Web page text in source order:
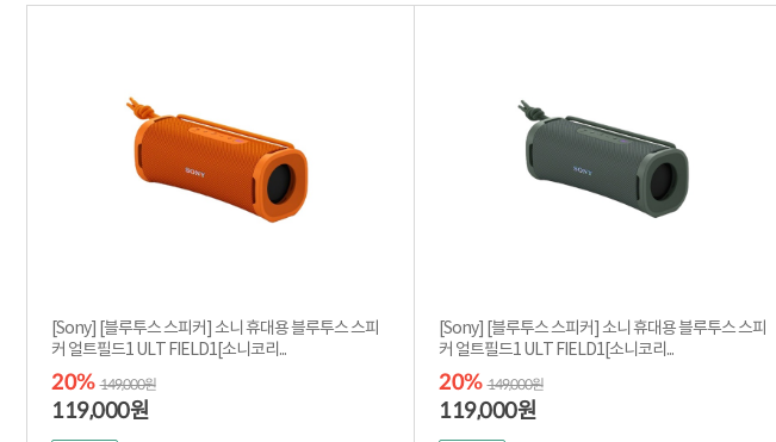
[Sony] [블루투스 스피커] 소니 휴대용 블루투스 스피
커 얼트필드1 ULT FIELD1[소니코리...
20% 149,000원
119,000원
[Sony] [블루투스 스피커] 소니 휴대용 블루투스 스피
커 얼트필드1 ULT FIELD1[소니코리...
20% 149,000원
119,000원